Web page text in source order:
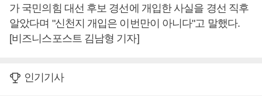
가 국민의힘 대선 후보 경선에 개입한 사실을 경선 직후
알았다며 "신천지 개입은 이번만이 아니다"고 말했다.
[비즈니스포스트 김남형 기자]
인기기사